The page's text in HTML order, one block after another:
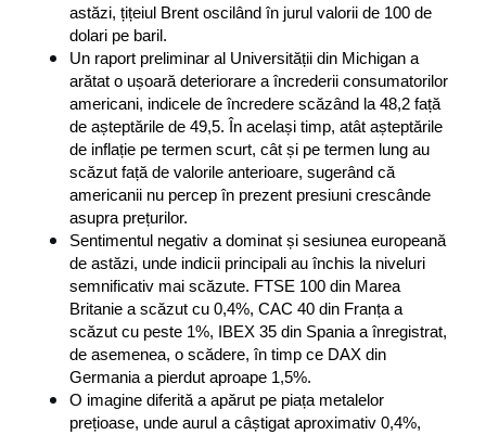
astăzi, țițeiul Brent oscilând în jurul valorii de 100 de
dolari pe baril.
Un raport preliminar al Universității din Michigan a
arătat o ușoară deteriorare a încrederii consumatorilor
americani, indicele de încredere scăzând la 48,2 față
de așteptările de 49,5. În același timp, atât așteptările
de inflație pe termen scurt, cât și pe termen lung au
scăzut față de valorile anterioare, sugerând că
americanii nu percep în prezent presiuni crescânde
asupra prețurilor.
Sentimentul negativ a dominat și sesiunea europeană
de astăzi, unde indicii principali au închis la niveluri
semnificativ mai scăzute. FTSE 100 din Marea
Britanie a scăzut cu 0,4%, CAC 40 din Franța a
scăzut cu peste 1%, IBEX 35 din Spania a înregistrat,
de asemenea, o scădere, în timp ce DAX din
Germania a pierdut aproape 1,5%.
O imagine diferită a apărut pe piața metalelor
prețioase, unde aurul a câștigat aproximativ 0,4%,